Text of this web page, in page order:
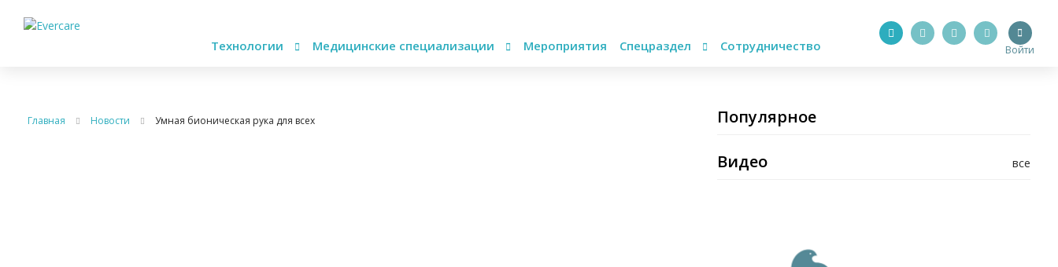
Технологии Медицинские специализации Мероприятия Спецраздел Сотрудничество Войти
Главная Новости Умная бионическая рука для всех Популярное
все
Видео